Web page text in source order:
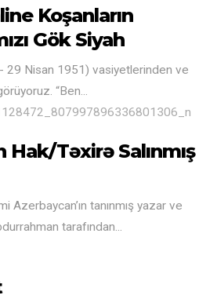
Koşanların
Gök Siyah
29 Nisan 1951) vasiyetlerinden ve
“Ben...
Təxirə Salınmış
Azerbaycan’ın tanınmış yazar ve
tarafından...